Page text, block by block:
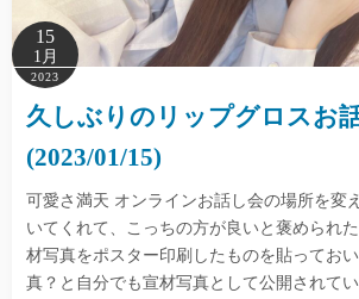
15
1月
2023
久しぶりのリップグロスお
(2023/01/15)
可愛さ満天 オンラインお話し会の場所を変
いてくれて、こっちの方が良いと褒められ
材写真をポスター印刷したものを貼ってお
真？と自分でも宣材写真として公開されて